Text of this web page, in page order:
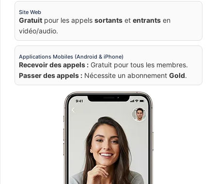
Site Web
Gratuit pour les appels sortants et entrants en
vidéo/audio.
Applications Mobiles (Android & iPhone)
Recevoir des appels : Gratuit pour tous les membres.
Passer des appels : Nécessite un abonnement Gold.